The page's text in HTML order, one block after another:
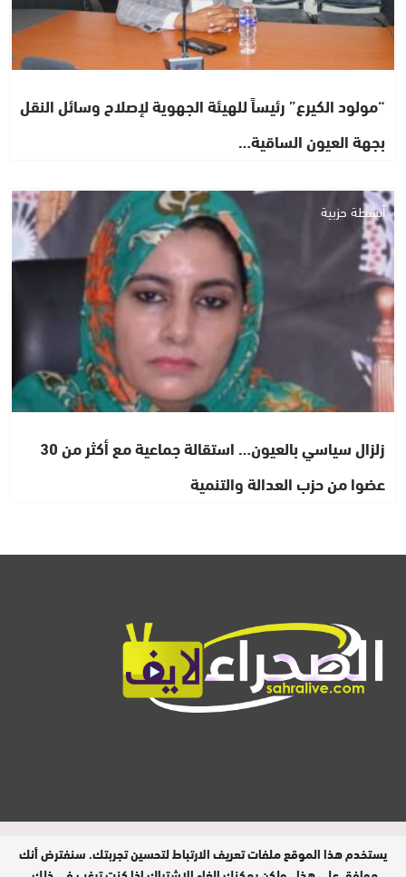
“مولود الكيرع” رئيساً للهيئة الجهوية لإصلاح وسائل النقل
بجهة العيون الساقية…
أنشطة حزبية
زلزال سياسي بالعيون… استقالة جماعية مع أكثر من 30
عضوا من حزب العدالة والتنمية
المدير المسؤول : ابيبك المحفوظ / جميع
الحقوق محفوظة © 2026
يستخدم هذا الموقع ملفات تعريف الارتباط لتحسين تجربتك. سنفترض أنك